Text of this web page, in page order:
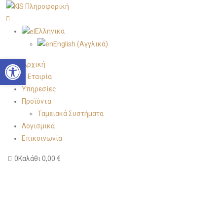
Ελληνικά
English (Αγγλικά)
Αρχική
Η Εταιρία
Υπηρεσίες
Προϊόντα
Ταμειακά Συστήματα
Λογισμικά
Επικοινωνία
0Καλάθι0,00 €
Open toolbar